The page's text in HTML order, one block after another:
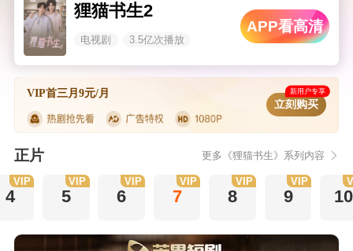
狸猫书生2
电视剧 3.5亿次播放
APP看高清
VIP首三月9元/月 新用户专享
立刻购买
正片 更多《狸猫书生》系列内容
4
VIP
5
VIP
6
VIP
7
VIP
8
VIP
9
VIP
10